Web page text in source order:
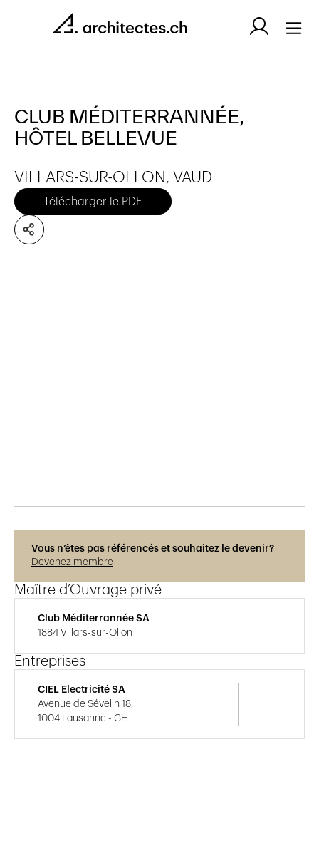
CLUB MÉDITERRANNÉE,
HÔTEL BELLEVUE
VILLARS-SUR-OLLON, VAUD
Télécharger le PDF
Vous n’êtes pas référencés et souhaitez le devenir?
Devenez membre
Maître d’Ouvrage privé
Club Méditerrannée SA
1884 Villars-sur-Ollon
Entreprises
CIEL Electricité SA
Avenue de Sévelin 18,
1004 Lausanne - CH